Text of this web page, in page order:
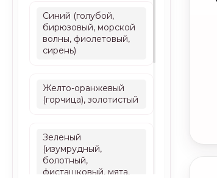
Синий (голубой,
бирюзовый, морской
волны, фиолетовый,
сирень)
Желто-оранжевый
(горчица), золотистый
Зеленый
(изумрудный,
болотный,
фисташковый, мята,